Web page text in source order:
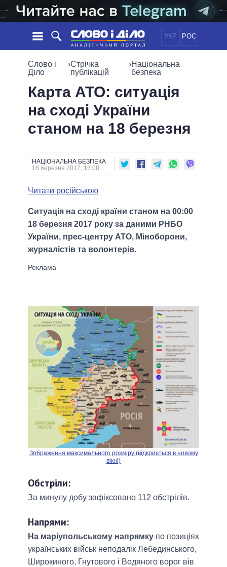
УКР РОС
НОВИНИ
ПОДІЇ
СТАТТІ
ДУМКИ
ДАЙДЖЕСТИ
ЕКОНОМІКА
СУСПІЛЬСТВО
СВІТ
ОБIЦЯНКИ
ПОЛIТИКИ
УСІ ПОЛІТИКИ
ВЕРХОВНА РАДА
КАБІНЕТ МІНІСТРІВ
ГОЛОВИ ОБЛАДМІНІСТРАЦІЙ
ВСІ ПЕРСОНИ
ІНФОГРАФІКА
ВІДЕО
ПІДТРИМАТИ
ПОРІВНЯННЯ ПОЛІТИКІВ
Слово і
Діло
›Стрічка
публікацій
›Національна
безпека
Карта АТО: ситуація
на сході України
станом на 18 березня
НАЦІОНАЛЬНА БЕЗПЕКА
18 березня 2017, 13:08
Читати російською
Ситуація на сході країни станом на 00:00
18 березня 2017 року за даними РНБО
України, прес-центру АТО, Міноборони,
журналістів та волонтерів.
Зображення максимального розміру (відкриється в новому
вікні)
Обстріли:
За минулу добу зафіксовано 112 обстрілів.
Напрями:
На маріупольському напрямку по позиціях
українських військ неподалік Лебединського,
Широкиного, Гнутового і Водяного ворог вів